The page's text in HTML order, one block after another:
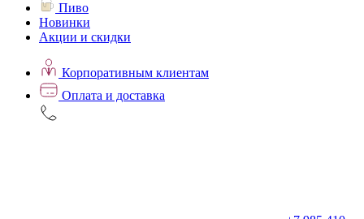
Пиво
Новинки
Акции и скидки
Корпоративным клиентам
Оплата и доставка